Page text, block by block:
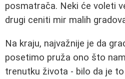
posmatrača. Neki će voleti
drugi ceniti mir malih
Na kraju, najvažnije je da
posetimo pruža ono što
trenutku života - bilo da je